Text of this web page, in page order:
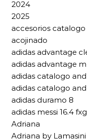
2024
2025
accesorios
acojinado
adidas advantage
adidas advantage
adidas catalogo
adidas catalogo
adidas duramo 8
adidas messi 16.4 fxg
Adriana
Adriana by Lamasini